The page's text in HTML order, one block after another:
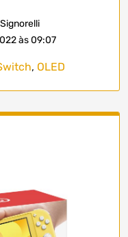
às 09:07
, OLED